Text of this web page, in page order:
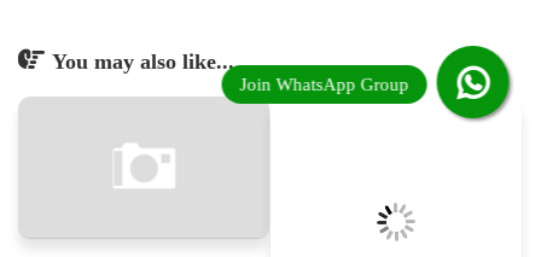
You may also like...